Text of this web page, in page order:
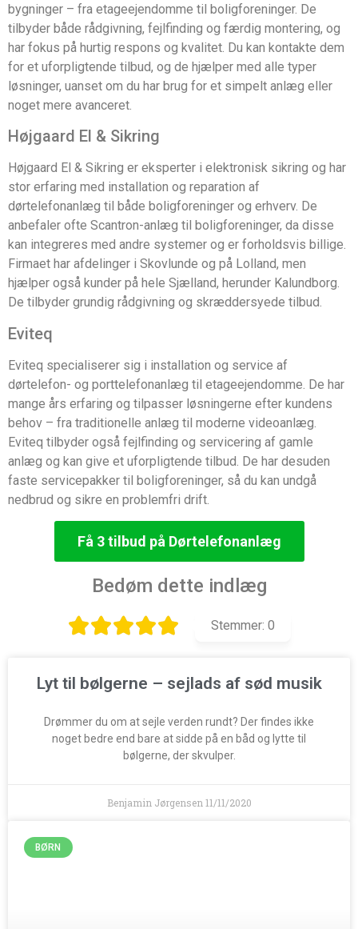
bygninger – fra etageejendomme til boligforeninger. De
tilbyder både rådgivning, fejlfinding og færdig montering, og
har fokus på hurtig respons og kvalitet. Du kan kontakte dem
for et uforpligtende tilbud, og de hjælper med alle typer
løsninger, uanset om du har brug for et simpelt anlæg eller
noget mere avanceret.
Højgaard El & Sikring
Højgaard El & Sikring er eksperter i elektronisk sikring og har
stor erfaring med installation og reparation af
dørtelefonanlæg til både boligforeninger og erhverv. De
anbefaler ofte Scantron-anlæg til boligforeninger, da disse
kan integreres med andre systemer og er forholdsvis billige.
Firmaet har afdelinger i Skovlunde og på Lolland, men
hjælper også kunder på hele Sjælland, herunder Kalundborg.
De tilbyder grundig rådgivning og skræddersyede tilbud.
Eviteq
Eviteq specialiserer sig i installation og service af
dørtelefon- og porttelefonanlæg til etageejendomme. De har
mange års erfaring og tilpasser løsningerne efter kundens
behov – fra traditionelle anlæg til moderne videoanlæg.
Eviteq tilbyder også fejlfinding og servicering af gamle
anlæg og kan give et uforpligtende tilbud. De har desuden
faste servicepakker til boligforeninger, så du kan undgå
nedbrud og sikre en problemfri drift.
Få 3 tilbud på Dørtelefonanlæg
Bedøm dette indlæg
Stemmer: 0
Lyt til bølgerne – sejlads af sød musik
Drømmer du om at sejle verden rundt? Der findes ikke
noget bedre end bare at sidde på en båd og lytte til
bølgerne, der skvulper.
Benjamin Jørgensen 11/11/2020
BØRN